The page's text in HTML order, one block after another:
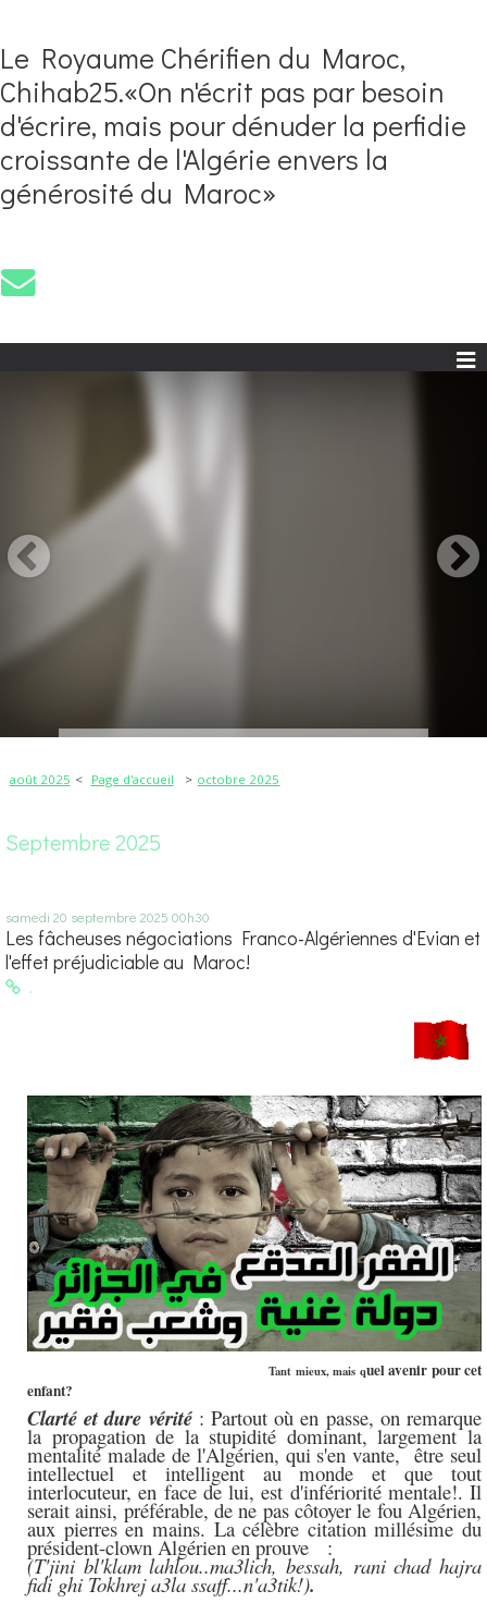
Le Royaume Chérifien du Maroc,
Chihab25.«On n'écrit pas par besoin
d'écrire, mais pour dénuder la perfidie
croissante de l'Algérie envers la
générosité du Maroc»
août 2025 Page d'accueil octobre 2025
Septembre 2025
samedi 20 septembre 2025 00h30
Les fâcheuses négociations Franco-Algériennes d'Evian et
l'effet préjudiciable au Maroc!
.
Tant mieux, mais quel avenir pour cet
enfant?
Clarté et dure vérité : Partout où en passe, on remarque
la propagation de la stupidité dominant, largement la
mentalité malade de l'Algérien, qui s'en vante, être seul
intellectuel et intelligent au monde et que tout
interlocuteur, en face de lui, est d'infériorité mentale!. Il
serait ainsi, préférable, de ne pas côtoyer le fou Algérien,
aux pierres en mains. La célèbre citation millésime du
président-clown Algérien en prouve :
(T'jini bl'klam lahlou..ma3lich, bessah, rani chad hajra
fidi ghi Tokhrej a3la ssaff...n'a3tik!).